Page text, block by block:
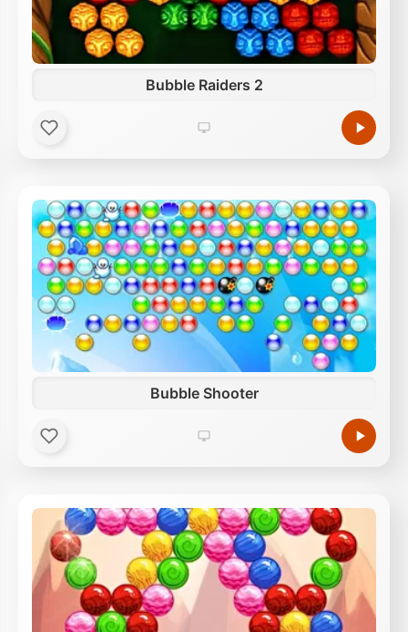
Bubble Raiders 2
Bubble Shooter